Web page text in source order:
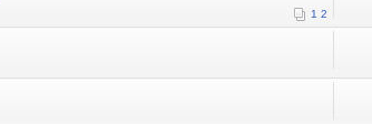
1 2